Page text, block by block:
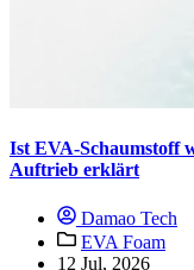
Ist EVA-Schaumstoff
Auftrieb erklärt
Damao Tech
EVA Foam
12 Jul, 2026